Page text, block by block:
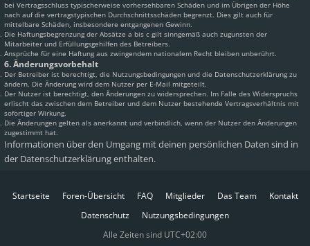
bei Vertragsschluss typischerweise vorhersehbaren Schäden und im Übrigen der Höhe
nach auf die vertragstypischen Durchschnittsschäden begrenzt. Dies gilt auch für
mittelbare Schäden, insbesondere entgangenen Gewinn.
Die Haftungsbegrenzung der Absätze a bis c gilt sinngemäß auch zugunsten der
Mitarbeiter und Erfüllungsgehilfen des Betreibers.
Ansprüche für eine Haftung aus zwingendem nationalem Recht bleiben unberührt.
6. Änderungsvorbehalt
Der Betreiber ist berechtigt, die Nutzungsbedingungen und die Datenschutzerklärung zu
ändern. Die Änderung wird dem Nutzer per E-Mail mitgeteilt.
Der Nutzer ist berechtigt, den Änderungen zu widersprechen. Im Falle des Widerspruchs
erlischt das zwischen dem Betreiber und dem Nutzer bestehende Vertragsverhältnis mit
sofortiger Wirkung.
Die Änderungen gelten als anerkannt und verbindlich, wenn der Nutzer den Änderungen
zugestimmt hat.
Informationen über den Umgang mit deinen persönlichen Daten sind in
der Datenschutzerklärung enthalten.
Startseite Foren-Übersicht FAQ Mitglieder Das Team
Kontakt
Datenschutz
Nutzungsbedingungen
Alle Zeiten sind UTC+02:00